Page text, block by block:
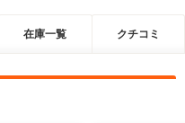
在庫一覧 クチコミ